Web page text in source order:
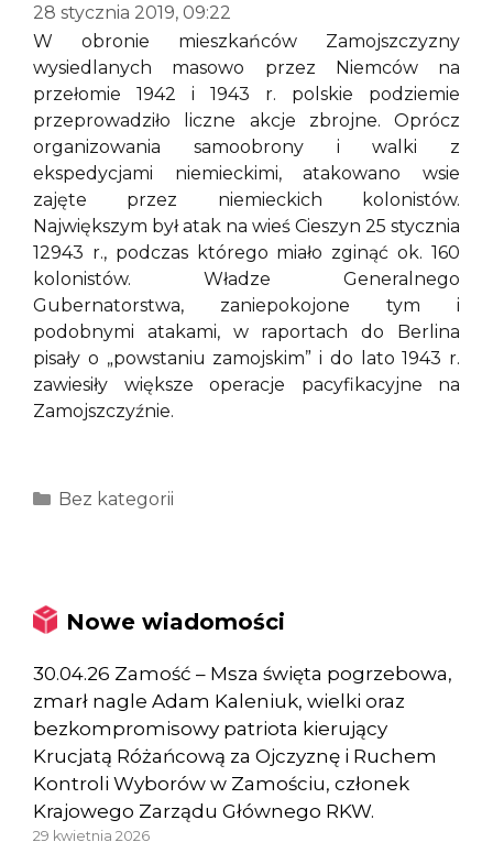
28 stycznia 2019, 09:22
W obronie mieszkańców Zamojszczyzny
wysiedlanych masowo przez Niemców na
przełomie 1942 i 1943 r. polskie podziemie
przeprowadziło liczne akcje zbrojne. Oprócz
organizowania samoobrony i walki z
ekspedycjami niemieckimi, atakowano wsie
zajęte przez niemieckich kolonistów.
Największym był atak na wieś Cieszyn 25 stycznia
12943 r., podczas którego miało zginąć ok. 160
kolonistów. Władze Generalnego
Gubernatorstwa, zaniepokojone tym i
podobnymi atakami, w raportach do Berlina
pisały o „powstaniu zamojskim” i do lato 1943 r.
zawiesiły większe operacje pacyfikacyjne na
Zamojszczyźnie.
Kategorie
Bez kategorii
Nowe wiadomości
30.04.26 Zamość – Msza święta pogrzebowa,
zmarł nagle Adam Kaleniuk, wielki oraz
bezkompromisowy patriota kierujący
Krucjatą Różańcową za Ojczyznę i Ruchem
Kontroli Wyborów w Zamościu, członek
Krajowego Zarządu Głównego RKW.
29 kwietnia 2026